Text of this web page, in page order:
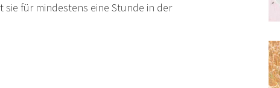
für mindestens eine Stunde in der